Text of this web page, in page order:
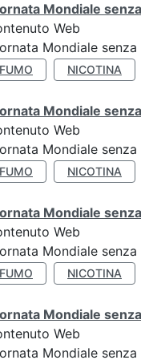
Mondiale
Web
Mondiale
FUMO NICOTINA
Mondiale
Web
Mondiale
FUMO NICOTINA
Mondiale
Web
Mondiale
FUMO NICOTINA
Mondiale
Web
Mondiale